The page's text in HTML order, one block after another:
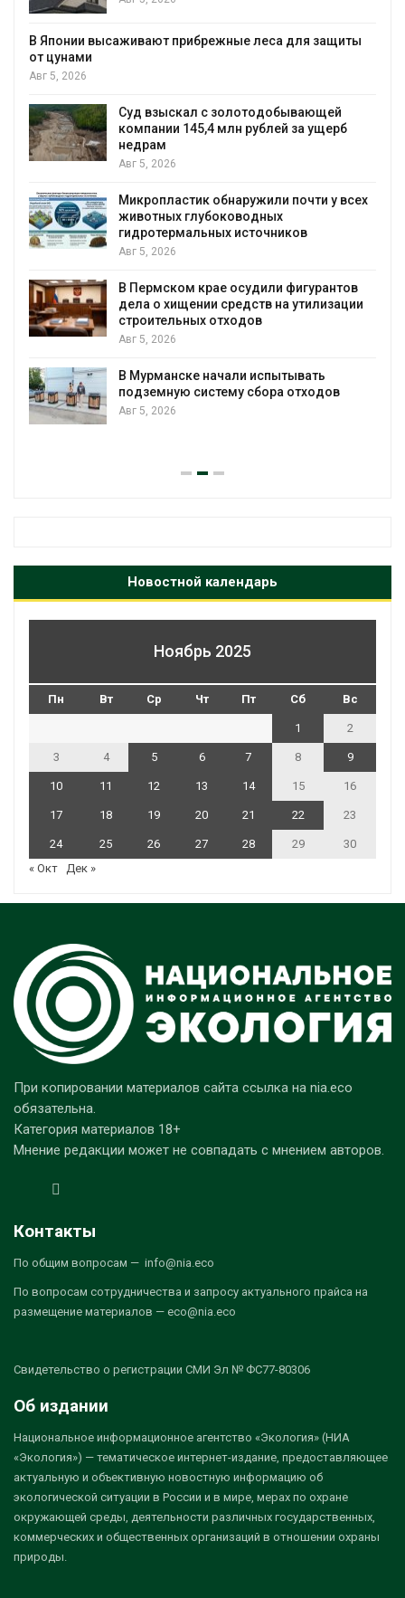
В Японии высаживают прибрежные леса для защиты
от цунами
Авг 5, 2026
Суд взыскал с золотодобывающей
компании 145,4 млн рублей за ущерб
недрам
Авг 5, 2026
Микропластик обнаружили почти у всех
животных глубоководных
гидротермальных источников
Авг 5, 2026
В Пермском крае осудили фигурантов
дела о хищении средств на утилизации
строительных отходов
Авг 5, 2026
В Мурманске начали испытывать
подземную систему сбора отходов
Авг 5, 2026
Новостной календарь
Ноябрь 2025
Пн Вт Ср Чт Пт Сб Вс
1 2
3 4 5 6 7 8 9
10 11 12 13 14 15 16
17 18 19 20 21 22 23
24 25 26 27 28 29
30
« Окт
Дек »
При копировании материалов сайта ссылка на nia.eco
обязательна.
Категория материалов 18+
Мнение редакции может не совпадать с мнением авторов.
Контакты
По общим вопросам — info@nia.eco
По вопросам сотрудничества и запросу актуального прайса на
размещение материалов — eco@nia.eco
Свидетельство о регистрации СМИ Эл № ФС77-80306
Об издании
Национальное информационное агентство «Экология» (НИА
«Экология») — тематическое интернет-издание, предоставляющее
актуальную и объективную новостную информацию об
экологической ситуации в России и в мире, мерах по охране
окружающей среды, деятельности различных государственных,
коммерческих и общественных организаций в отношении охраны
природы.